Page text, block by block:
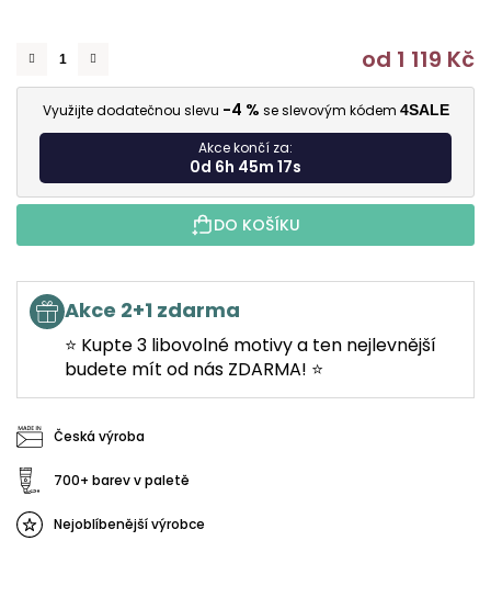
od 1 119 Kč
Využijte dodatečnou slevu -4 % se slevovým kódem 4SALE
Akce končí za:
0d 6h 45m 16s
DO KOŠÍKU
Akce 2+1 zdarma
⭐ Kupte 3 libovolné motivy a ten nejlevnější
budete mít od nás ZDARMA! ⭐
Česká výroba
700+ barev v paletě
Nejoblíbenější výrobce